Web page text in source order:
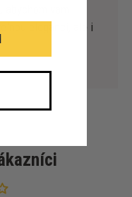
vám
elegancí, ale i